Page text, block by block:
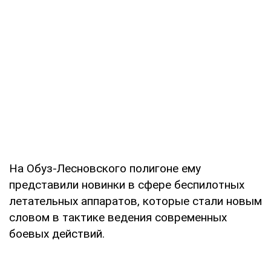
На Обуз-Лесновского полигоне ему
представили новинки в сфере беспилотных
летательных аппаратов, которые стали новым
словом в тактике ведения современных
боевых действий.